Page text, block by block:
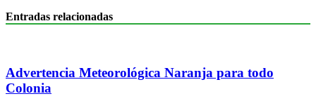
Entradas relacionadas
Advertencia Meteorológica Naranja para todo
Colonia